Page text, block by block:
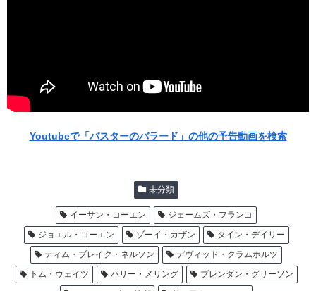
Youtubeで「バスターのバラード」の他の予告動画を検索
未分類
イーサン・コーエン
ジェームズ・フランコ
ジョエル・コーエン
ゾーイ・カザン
タイン・デイリー
ティム・ブレイク・ネルソン
デヴィッド・クラムホルツ
トム・ウェイツ
ハリー・メリング
ブレンダン・グリーソン